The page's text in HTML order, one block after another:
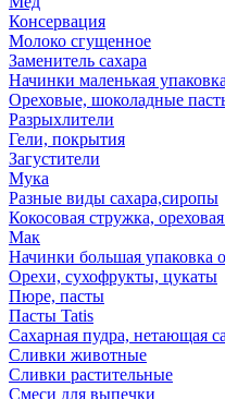
Консервация
Молоко сгущенное
Заменитель сахара
Начинки маленькая
Ореховые, шоколадные
Разрыхлители
Гели, покрытия
Загустители
Мука
Разные виды сахара,сиропы
Кокосовая стружка,
Мак
Начинки большая упаковка
Орехи, сухофрукты, цукаты
Пюре, пасты
Пасты Tatis
Сахарная пудра, нетающая
Сливки животные
Сливки растительные
Смеси для выпечки